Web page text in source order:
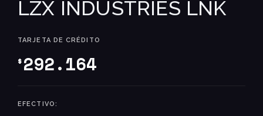
LZX INDUSTRIES LNK
$292.164
TARJETA DE CRÉDITO
EFECTIVO: